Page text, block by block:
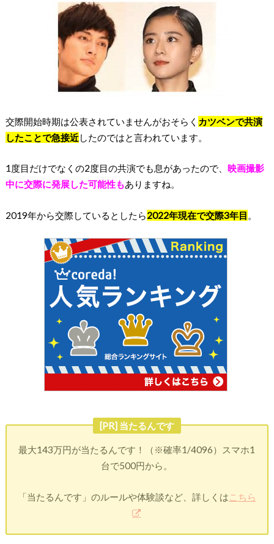
交際開始時期は公表されていませんがおそらく カツベンで共演
したことで急接近したのではと言われています。
1度目だけでなくの2度目の共演でも息があったので、 映画撮影
中に交際に発展した可能性もありますね。
2019年から交際しているとしたら2022年現在で交際3年目 。
[PR] 当たるんです
最大143万円が当たるんです！（※確率1/4096）スマホ1
台で500円から。
「当たるんです」のルールや体験談など、詳しくは こちら